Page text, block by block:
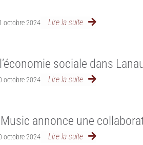
octobre 2024 Lire la suite
sociale dans
octobre 2024 Lire la suite
annonce une
octobre 2024 Lire la suite